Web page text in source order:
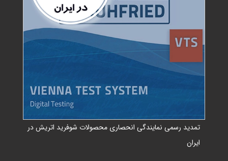
تمدید رسمی نمایندگی انحصاری محصولات شوفرید اتریش در
ایران